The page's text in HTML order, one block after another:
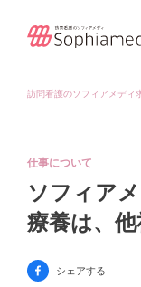
訪問看護のソフィアメディ
仕事について
ソフィア
療養は、
シェアする